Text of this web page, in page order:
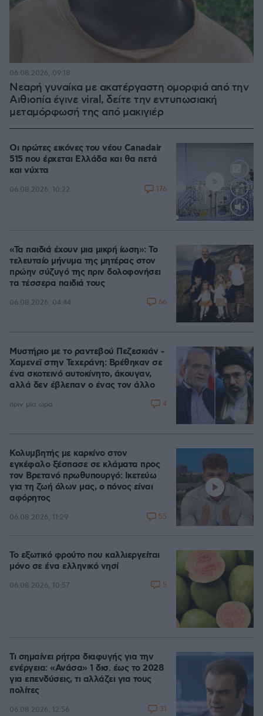
Νεαρή γυναίκα με ακατέργαστη ομορφιά από την
Αιθιοπία έγινε viral, δείτε την εντυπωσιακή
μεταμόρφωσή της από μακιγιέρ
06.08.2026, 09:18
Loaded:
Οι πρώτες εικόνες του νέου Canadair
515 που έρχεται Ελλάδα και θα πετά
και νύχτα
06.08.2026, 10:22 176
«Τα παιδιά έχουν μια μικρή ίωση»: Το
τελευταίο μήνυμα της μητέρας στον
πρώην σύζυγό της πριν δολοφονήσει
τα τέσσερα παιδιά τους
06.08.2026, 04:44 66
Μυστήριο με το ραντεβού Πεζεσκιάν -
Χαμενεϊ στην Τεχεράνη: Βρέθηκαν σε
ένα σκοτεινό αυτοκίνητο, άκουγαν,
αλλά δεν έβλεπαν ο ένας τον άλλο
πριν μία ώρα 4
Κολυμβητής με καρκίνο στον
εγκέφαλο ξέσπασε σε κλάματα προς
τον Βρετανό πρωθυπουργό: Ικετεύω
για τη ζωή όλων μας, ο πόνος είναι
αφόρητος
06.08.2026, 11:29 55
Το εξωτικό φρούτο που καλλιεργείται
μόνο σε ένα ελληνικό νησί
06.08.2026, 10:57 5
Τι σημαίνει ρήτρα διαφυγής για την
ενέργεια: «Ανάσα» 1 δισ. έως το 2028
για επενδύσεις, τι αλλάζει για τους
πολίτες
06.08.2026, 12:56 31